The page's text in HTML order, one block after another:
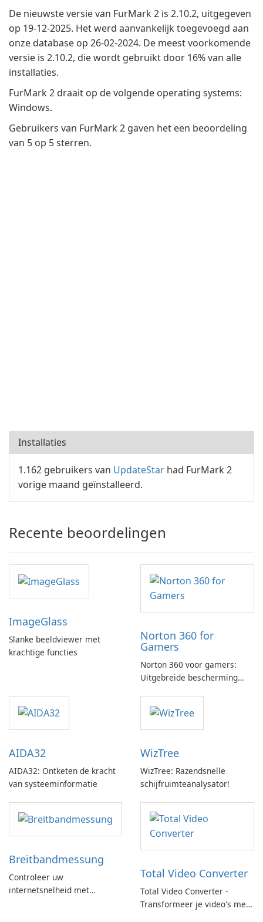
De nieuwste versie van FurMark 2 is 2.10.2, uitgegeven
op 19-12-2025. Het werd aanvankelijk toegevoegd aan
onze database op 26-02-2024. De meest voorkomende
versie is 2.10.2, die wordt gebruikt door 16% van alle
installaties.
FurMark 2 draait op de volgende operating systems:
Windows.
Gebruikers van FurMark 2 gaven het een beoordeling
van 5 op 5 sterren.
Installaties
1.162 gebruikers van UpdateStar had FurMark 2
vorige maand geïnstalleerd.
Recente beoordelingen
ImageGlass
Slanke beeldviewer met
krachtige functies
Norton 360 for
Gamers
Norton 360 voor gamers:
Uitgebreide bescherming
AIDA32
AIDA32: Ontketen de kracht
van systeeminformatie
WizTree
WizTree: Razendsnelle
schijfruimteanalysator!
Breitbandmessung
Controleer uw
internetsnelheid met
Total Video Converter
Total Video Converter -
Transformeer je video's met